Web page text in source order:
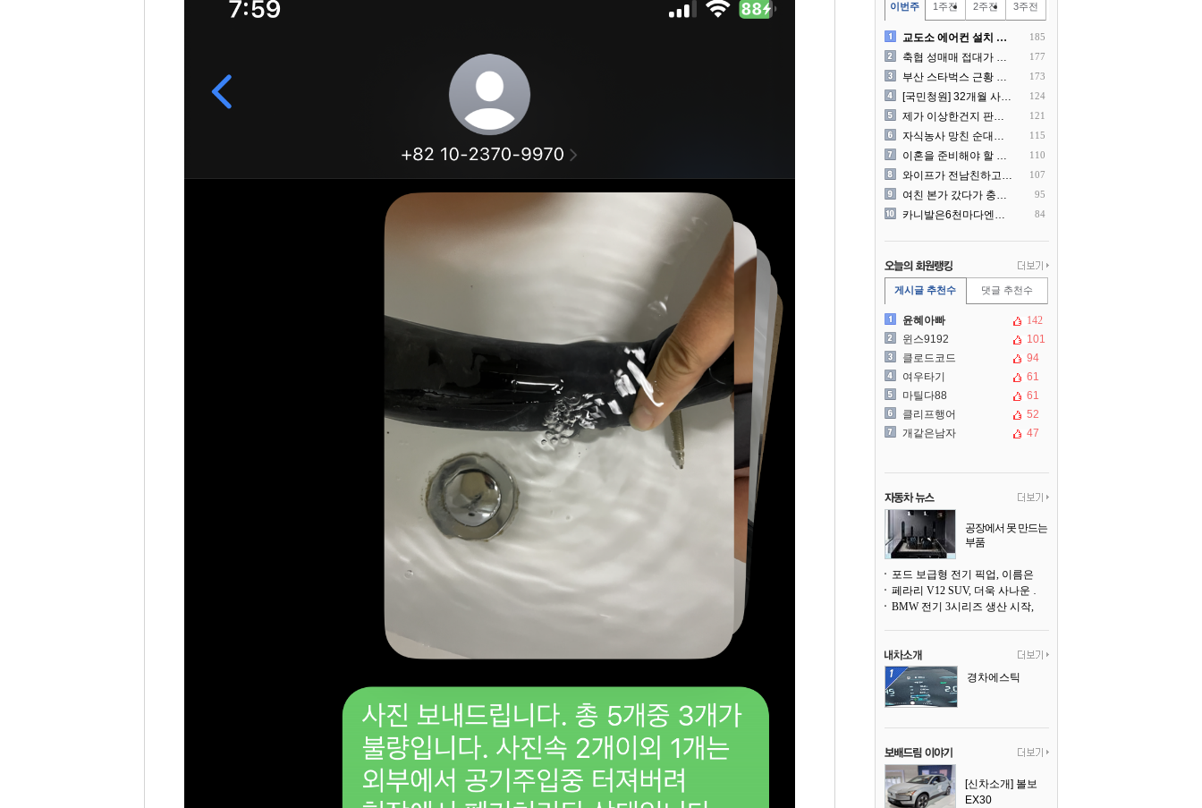
이번주 1주전 2주전 3주전
교도소 에어컨 설치 논란.... 185
축협 성매매 접대가 더 충격.. 177
부산 스타벅스 근황 ㅎㄷㄷ 173
[국민청원] 32개월 사랑하.. 124
제가 이상한건지 판단 부탁드.. 121
자식농사 망친 순대국집 사장.. 115
이혼을 준비해야 할 것 같습.. 110
와이프가 전남친하고 해외여행.. 107
여친 본가 갔다가 충격 먹은.. 95
카니발은6천마다엔진점검을해야.. 84
게시글 추천수 댓글 추천수
윤혜아빠
142
윈스9192
101
클로드코드
94
여우타기
61
마틸다88
61
클리프행어
52
개같은남자
47
공장에서 못 만드는
부품
어낸다
페라리 V12 SUV, 더욱 사나운 얼굴로 돌아온다
경차에스틱
[신차소개] 볼보
EX30